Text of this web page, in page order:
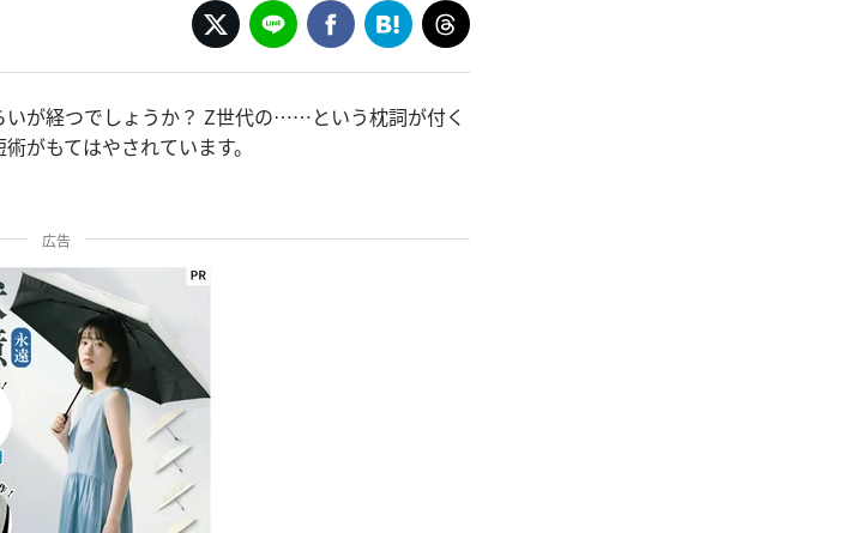
いが経つでしょうか？ Z世代の……という枕詞が付く
がもてはやされています。
広告